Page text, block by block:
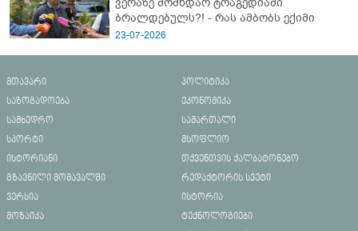
ბრალდებულს?! - რას ამბობს ექიმი
23-07-2026
მთავარი
პოლიტიკა
საზოგადოება
ეკონომიკა
სამხედრო
სამართალი
სპორტი
მსოფლიო
ისტორიანი
თქვენთვის ქალბატონებო
გზავნილი მომავალში
რედაქტორის სვეტი
ვერსია
ისტორია
მოზაიკა
ტექნოლოგიები